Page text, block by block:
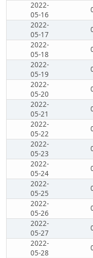
2022-
05-16
2022-
05-17
2022-
05-18
2022-
05-19
2022-
05-20
2022-
05-21
2022-
05-22
2022-
05-23
2022-
05-24
2022-
05-25
2022-
05-26
2022-
05-27
2022-
05-28